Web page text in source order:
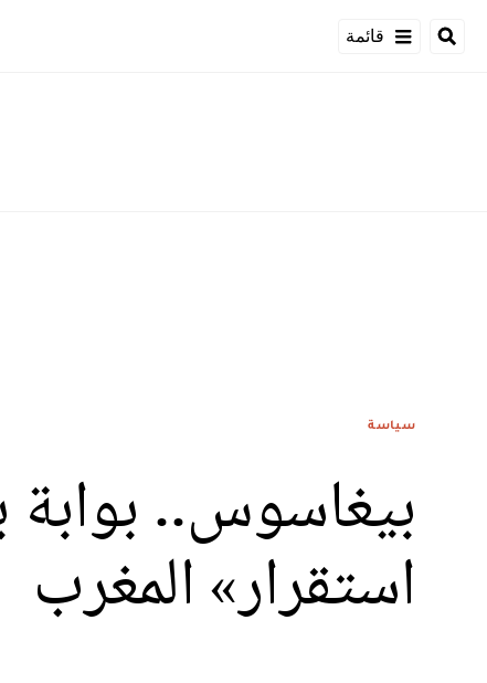
قائمة
سياسة
بيغاسوس.. بوابة
استقرار» المغرب